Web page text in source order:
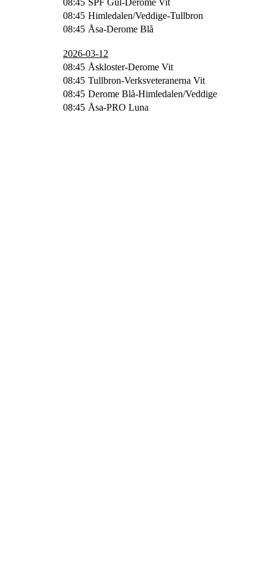
08:45 SPF Gul-Derome Vit
08:45 Himledalen/Veddige-Tullbron
08:45 Åsa-Derome Blå
2026-03-12
08:45 Åskloster-Derome Vit
08:45 Tullbron-Verksveteranerna Vit
08:45 Derome Blå-Himledalen/Veddige
08:45 Åsa-PRO Luna